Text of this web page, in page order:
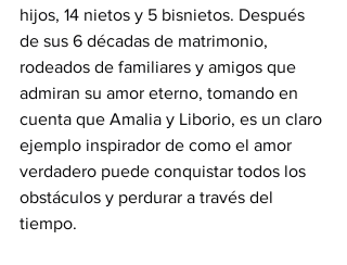
hijos, 14 nietos y 5 bisnietos. Después
de sus 6 décadas de matrimonio,
rodeados de familiares y amigos que
admiran su amor eterno, tomando en
cuenta que Amalia y Liborio, es un claro
ejemplo inspirador de como el amor
verdadero puede conquistar todos los
obstáculos y perdurar a través del
tiempo.